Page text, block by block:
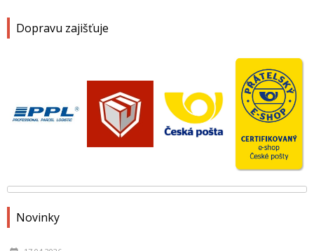
Dopravu zajišťuje
Novinky